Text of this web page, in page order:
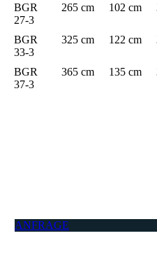
BGR
27-3
265 cm 102 cm
BGR
33-3
325 cm 122 cm
BGR
37-3
365 cm 135 cm
ANFRAGE